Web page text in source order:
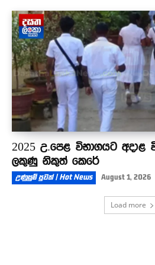
2025 උ.පෙළ විභාගයට අදාළ
ලකුණු නිකුත් කෙරේ
උණුසුම් පුවත් | Hot News August 1, 2026
Load more